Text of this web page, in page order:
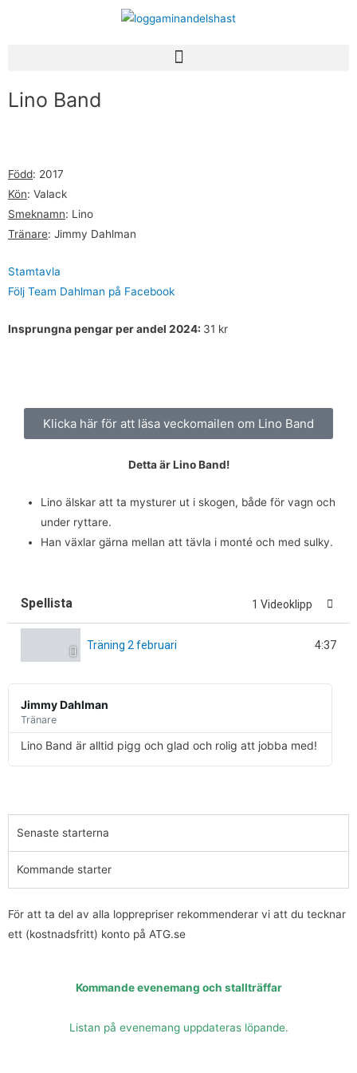
Meny
Lino Band
Född: 2017
Kön: Valack
Smeknamn: Lino
Tränare: Jimmy Dahlman
Stamtavla
Följ Team Dahlman på Facebook
Insprungna pengar per andel 2024: 31 kr
Klicka här för att läsa veckomailen om Lino Band
Detta är Lino Band!
Lino älskar att ta mysturer ut i skogen, både för vagn och
under ryttare.
Han växlar gärna mellan att tävla i monté och med sulky.
Spellista 1 Videoklipp
Träning 2 februari 4:37
Jimmy Dahlman
Tränare
L
m
Lino Band är alltid pigg och glad och rolig att jobba med!
Senaste starterna
Kommande starter
För att ta del av alla lopprepriser rekommenderar vi att du tecknar
ett (kostnadsfritt) konto på ATG.se
Kommande evenemang och stallträffar
Listan på evenemang uppdateras löpande.